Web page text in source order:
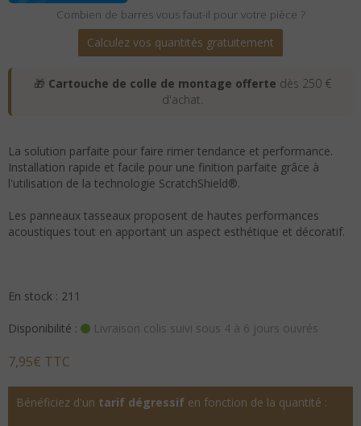
Combien de barres vous faut-il pour votre pièce ?
Calculez vos quantités gratuitement
🎁 Cartouche de colle de montage offerte dès 250 €
d'achat.
La solution parfaite pour faire rimer tendance et performance.
Installation rapide et facile pour une finition parfaite grâce à
l'utilisation de la technologie ScratchShield®.
Les panneaux tasseaux proposent de hautes performances
acoustiques tout en apportant un aspect esthétique et décoratif.
En stock : 211
Disponibilité : Livraison colis suivi sous 4 à 6 jours ouvrés
7,95€ TTC
Bénéficiez d'un tarif dégressif en fonction de la quantité :